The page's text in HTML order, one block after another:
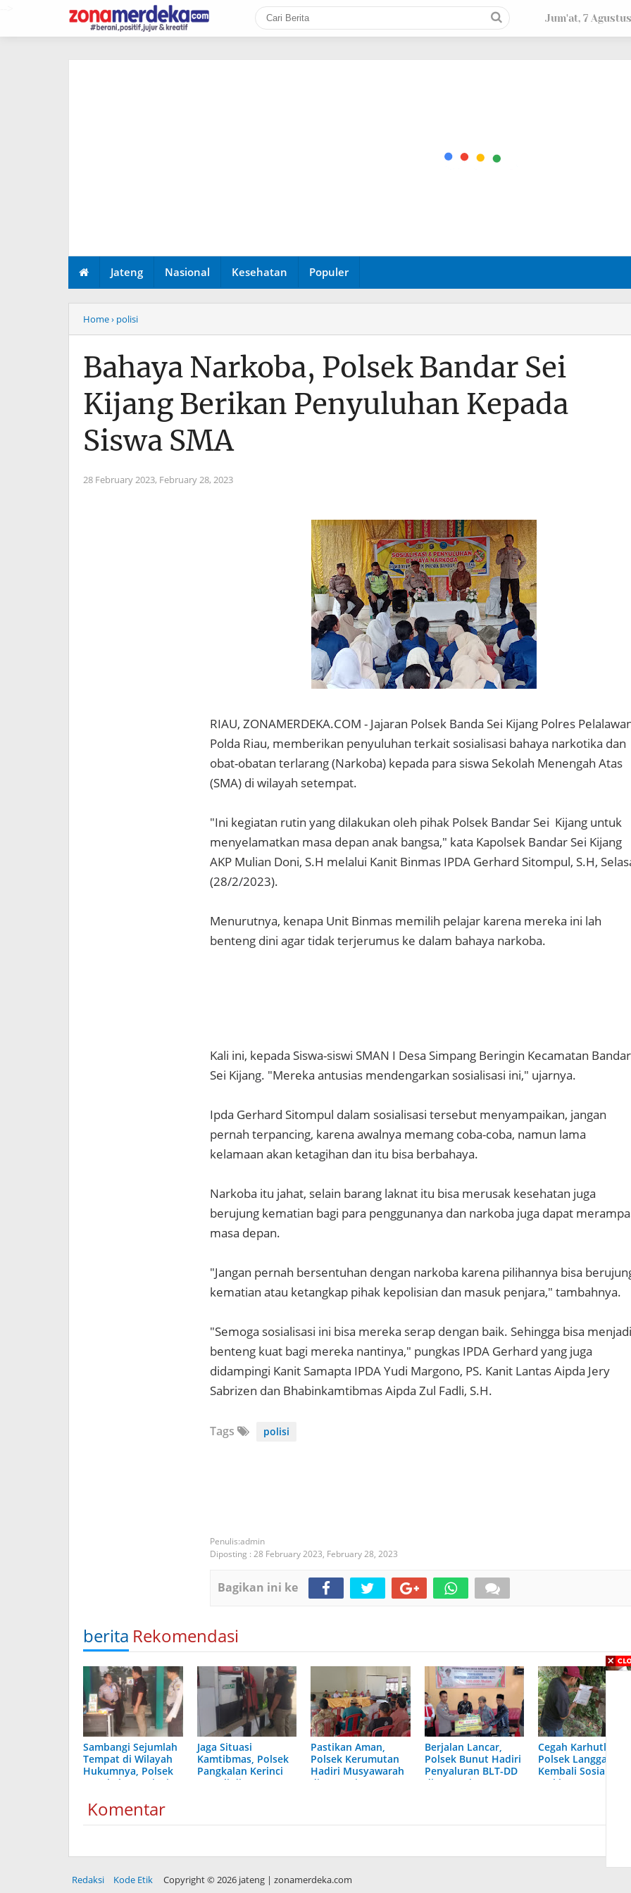
Jum'at, 7
Jateng Nasional Kesehatan Populer
Home› polisi
Bahaya Narkoba, Polsek Bandar Sei
Kijang Berikan Penyuluhan Kepada
Siswa SMA
28 February 2023, February 28, 2023
RIAU, ZONAMERDEKA.COM - Jajaran Polsek Banda Sei Kijang Polres
Polda Riau, memberikan penyuluhan terkait sosialisasi bahaya narkotika dan
obat-obatan terlarang (Narkoba) kepada para siswa Sekolah Menengah Atas
(SMA) di wilayah setempat.
"Ini kegiatan rutin yang dilakukan oleh pihak Polsek Bandar Sei Kijang untuk
menyelamatkan masa depan anak bangsa," kata Kapolsek Bandar Sei Kijang
AKP Mulian Doni, S.H melalui Kanit Binmas IPDA Gerhard Sitompul, S.H,
(28/2/2023).
Menurutnya, kenapa Unit Binmas memilih pelajar karena mereka ini lah
benteng dini agar tidak terjerumus ke dalam bahaya narkoba.
Kali ini, kepada Siswa-siswi SMAN I Desa Simpang Beringin Kecamatan Bandar
Sei Kijang. "Mereka antusias mendengarkan sosialisasi ini," ujarnya.
Ipda Gerhard Sitompul dalam sosialisasi tersebut menyampaikan, jangan
pernah terpancing, karena awalnya memang coba-coba, namun lama
kelamaan akan ketagihan dan itu bisa berbahaya.
Narkoba itu jahat, selain barang laknat itu bisa merusak kesehatan juga
berujung kematian bagi para penggunanya dan narkoba juga dapat
masa depan.
"Jangan pernah bersentuhan dengan narkoba karena pilihannya bisa
kematian atau ketangkap pihak kepolisian dan masuk penjara," tambahnya.
"Semoga sosialisasi ini bisa mereka serap dengan baik. Sehingga bisa menjadi
benteng kuat bagi mereka nantinya," pungkas IPDA Gerhard yang juga
didampingi Kanit Samapta IPDA Yudi Margono, PS. Kanit Lantas Aipda Jery
Sabrizen dan Bhabinkamtibmas Aipda Zul Fadli, S.H.
Tags polisi
admin
Diposting : 28 February 2023, February 28, 2023
Bagikan ini ke
berita Rekomendasi
Sambangi Sejumlah
Tempat di Wilayah
Hukumnya, Polsek
Pangkalan Kerinci
Rutin
Jaga Situasi
Kamtibmas, Polsek
Pangkalan Kerinci
Patroli di SPBU
Pastikan Aman,
Polsek Kerumutan
Hadiri Musyawarah
di Desa Binaan
Berjalan Lancar,
Polsek Bunut Hadiri
Penyaluran BLT-DD
di Desa Binaan
Cegah Karhutlah,
Polsek Langgam
Kembali Sosialisasi
Maklumat Kapolda
Komentar
Redaksi Kode Etik Copyright ©2026 jateng | zonamerdeka.com